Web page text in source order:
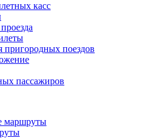
касс
пригородных поездов
пассажиров
маршруты